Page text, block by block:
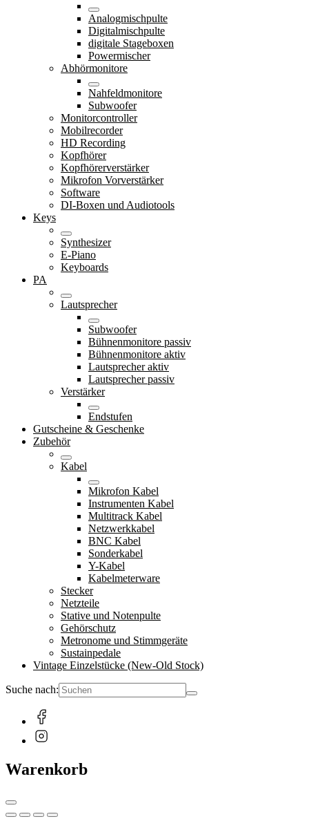
Analogmischpulte
Digitalmischpulte
digitale Stageboxen
Powermischer
Abhörmonitore
Nahfeldmonitore
Subwoofer
Monitorcontroller
Mobilrecorder
HD Recording
Kopfhörer
Kopfhörerverstärker
Mikrofon Vorverstärker
Software
DI-Boxen und Audiotools
Keys
Synthesizer
E-Piano
Keyboards
PA
Lautsprecher
Subwoofer
Bühnenmonitore passiv
Bühnenmonitore aktiv
Lautsprecher aktiv
Lautsprecher passiv
Verstärker
Endstufen
Gutscheine & Geschenke
Zubehör
Kabel
Mikrofon Kabel
Instrumenten Kabel
Multitrack Kabel
Netzwerkkabel
BNC Kabel
Sonderkabel
Y-Kabel
Kabelmeterware
Stecker
Netzteile
Stative und Notenpulte
Gehörschutz
Metronome und Stimmgeräte
Sustainpedale
Vintage Einzelstücke (New-Old Stock)
Suche nach:
Warenkorb